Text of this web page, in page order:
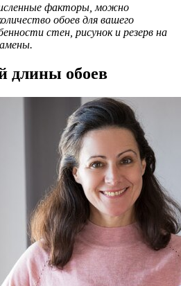
факторы, можно
обоев для вашего
стен, рисунок и резерв на
длины обоев